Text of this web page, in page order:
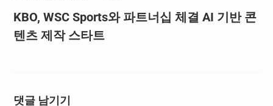
KBO, WSC Sports와 파트너십 체결 AI 기반 콘
텐츠 제작 스타트
댓글 남기기